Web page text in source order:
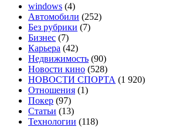
windows (4)
Автомобили (252)
Без рубрики (7)
Бизнес (7)
Карьера (42)
Недвижимость (90)
Новости кино (528)
НОВОСТИ СПОРТА (1 920)
Отношения (1)
Покер (97)
Статьи (13)
Технологии (118)